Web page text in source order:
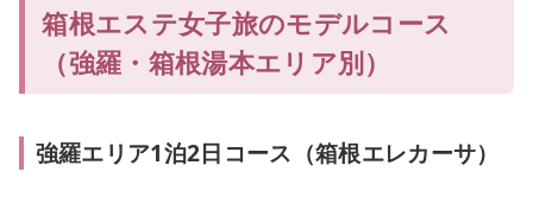
箱根エステ女子旅のモデルコース
（強羅・箱根湯本エリア別）
強羅エリア1泊2日コース（箱根エレカーサ）